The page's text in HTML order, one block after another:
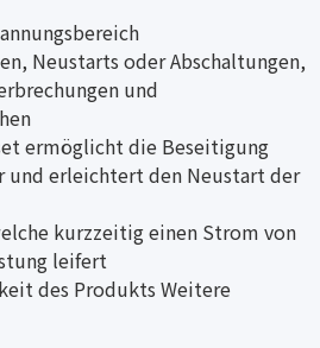
Neustarts oder Abschaltungen,
und
ermöglicht die Beseitigung
und erleichtert den Neustart der
kurzzeitig einen Strom von
leifert
des Produkts Weitere